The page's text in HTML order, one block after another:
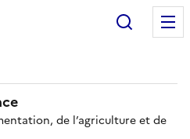
de l’agriculture et de